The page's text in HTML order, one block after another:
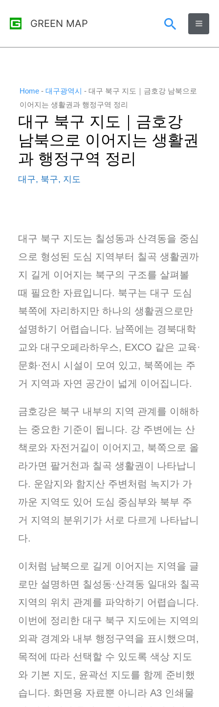
GREEN MAP
검
색
Home - 대구광역시 - 대구 북구 지도｜금호강 남북으로
이어지는 생활권과 행정구역 정리
대구 북구 지도｜금호강
남북으로 이어지는 생활권
과 행정구역 정리
대구, 북구, 지도
대구 북구 지도는 칠성동과 산격동을 중심
으로 형성된 도심 지역부터 칠곡 생활권까
지 길게 이어지는 북구의 구조를 살펴볼
때 필요한 자료입니다. 북구는 대구 도심
북쪽에 자리하지만 하나의 생활권으로만
설명하기 어렵습니다. 남쪽에는 경북대학
교와 대구오페라하우스, EXCO 같은 교육·
문화·전시 시설이 모여 있고, 북쪽에는 주
거 지역과 자연 공간이 넓게 이어집니다.
금호강은 북구 내부의 지역 관계를 이해하
는 중요한 기준이 됩니다. 강 주변에는 산
책로와 자전거길이 이어지고, 북쪽으로 올
라가면 팔거천과 칠곡 생활권이 나타납니
다. 운암지와 함지산 주변처럼 녹지가 가
까운 지역도 있어 도심 중심부와 북부 주
거 지역의 분위기가 서로 다르게 나타납니
다.
이처럼 남북으로 길게 이어지는 지역을 글
로만 설명하면 칠성동·산격동 일대와 칠곡
지역의 위치 관계를 파악하기 어렵습니다.
이번에 정리한 대구 북구 지도에는 지역의
외곽 경계와 내부 행정구역을 표시했으며,
목적에 따라 선택할 수 있도록 색상 지도
와 기본 지도, 윤곽선 지도를 함께 준비했
습니다. 화면용 자료뿐 아니라 A3 인쇄물